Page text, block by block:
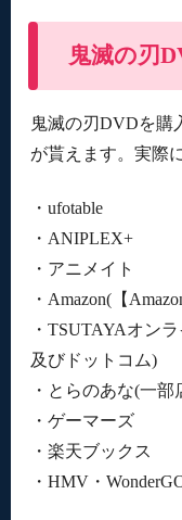
鬼滅の刃
鬼滅の刃DVDを購
が貰えます。実際
・ufotable
・ANIPLEX+
・アニメイト
・Amazon(【
・TSUTAYAオン
及びドットコム)
・とらのあな(一部
・ゲーマーズ
・楽天ブックス
・HMV・